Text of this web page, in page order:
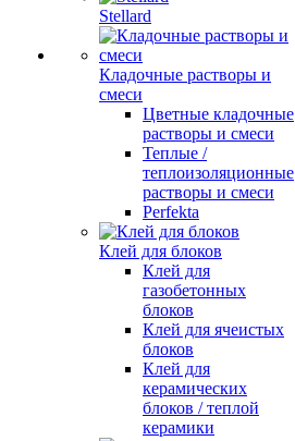
Stellard
Кладочные растворы и
смеси
Цветные кладочные
растворы и смеси
Теплые /
теплоизоляционные
растворы и смеси
Perfekta
Клей для блоков
Клей для
газобетонных
блоков
Клей для ячеистых
блоков
Клей для
керамических
блоков / теплой
керамики